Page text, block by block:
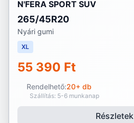
N'FERA SPORT SUV
265/45R20
Nyári gumi
XL
55 390 Ft
Rendelhető:20+ db
Szállítás: 5-6 munkanap
Részletek